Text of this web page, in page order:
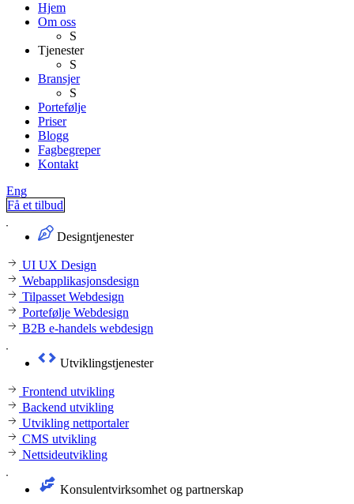
Hjem
Om oss
S
Tjenester
S
Bransjer
S
Portefølje
Priser
Blogg
Fagbegreper
Kontakt
Eng
Få et tilbud
Designtjenester
UI UX Design
Webapplikasjonsdesign
Tilpasset Webdesign
Portefølje Webdesign
B2B e-handels webdesign
Utviklingstjenester
Frontend utvikling
Backend utvikling
Utvikling nettportaler
CMS utvikling
Nettsideutvikling
Konsulentvirksomhet og partnerskap